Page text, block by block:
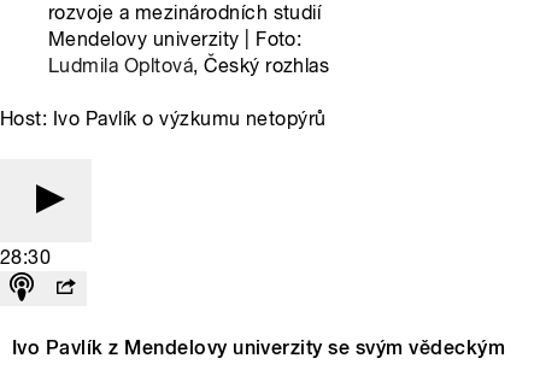
rozvoje a mezinárodních studií
Mendelovy univerzity | Foto:
Ludmila Opltová, Český rozhlas
Host: Ivo Pavlík o výzkumu netopýrů
28:30
Ivo Pavlík z Mendelovy univerzity se svým vědeckým